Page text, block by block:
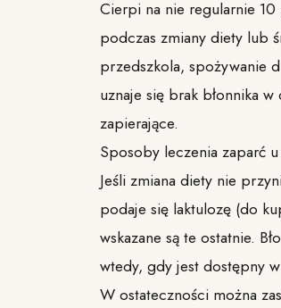
Cierpi na nie regularnie
podczas zmiany diety lub
przedszkola, spożywanie
uznaje się brak błonnika
zapierające.
Sposoby leczenia zaparć
Jeśli zmiana diety nie
podaje się laktulozę (do
wskazane są te ostatnie.
wtedy, gdy jest dostępny
W ostateczności można